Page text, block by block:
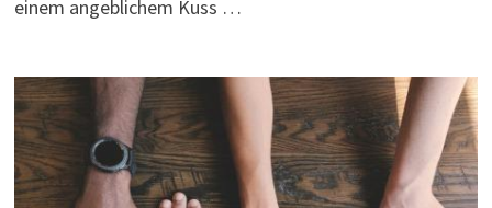
einem angeblichem Kuss …